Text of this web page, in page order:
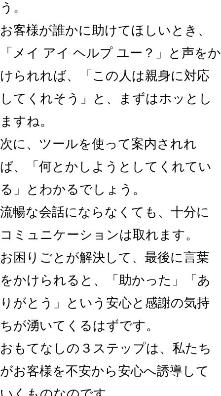
う。
お客様が誰かに助けてほしいとき、
「メイ アイ ヘルプ ユー？」と声をか
けられれば、
「この人は親身に対応
してくれそう」
と、まずはホッとし
ますね。
次に、ツールを使って案内されれ
ば、
「何とかしようとしてくれてい
る」
とわかるでしょう。
流暢な会話にならなくても、十分に
コミュニケーションは取れます。
お困りごとが解決して、最後に言葉
をかけられると、
「助かった」「あ
りがとう」
という安心と感謝の気持
ちが湧いてくるはずです。
おもてなしの３ステップは、私たち
がお客様を不安から安心へ誘導して